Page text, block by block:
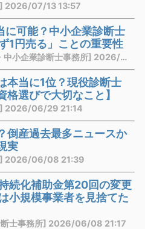
2026/07/13 13:57
に可能？中小企業診断士
1円売る」ことの重要性
[HATA行政書士・中小企業診断士事務所] 2026/07/03 21:10
本当に1位？現役診断士
選びで大切なこと】
2026/06/29 21:14
倒産過去最多ニュースか
実
2026/06/08 21:39
続化補助金第20回の変更
小規模事業者を見捨てた
断士事務所] 2026/06/08 21:17